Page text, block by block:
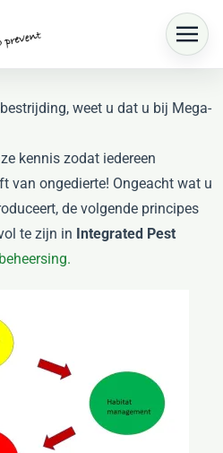
weet u dat u bij Mega-
kennis zodat iedereen
van ongedierte! Ongeacht wat u
de volgende principes
te zijn in Integrated Pest